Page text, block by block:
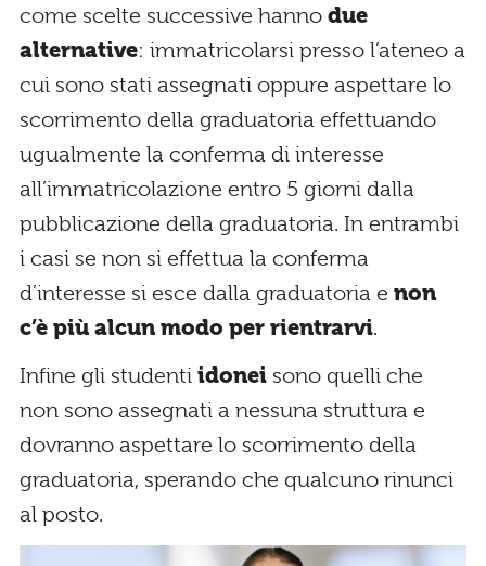
come scelte successive hanno due
alternative: immatricolarsi presso l’ateneo a
cui sono stati assegnati oppure aspettare lo
scorrimento della graduatoria effettuando
ugualmente la conferma di interesse
all’immatricolazione entro 5 giorni dalla
pubblicazione della graduatoria. In entrambi
i casi se non si effettua la conferma
d’interesse si esce dalla graduatoria e non
c’è più alcun modo per rientrarvi.
Infine gli studenti idonei sono quelli che
non sono assegnati a nessuna struttura e
dovranno aspettare lo scorrimento della
graduatoria, sperando che qualcuno rinunci
al posto.